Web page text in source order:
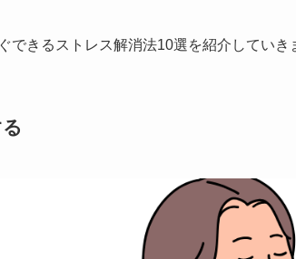
できるストレス解消法10選を紹介していき